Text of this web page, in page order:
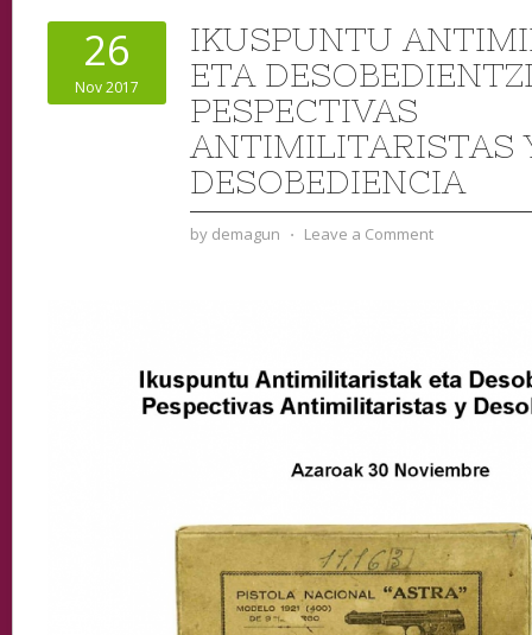
26
Nov 2017
IKUSPUNTU
ETA
PESPECTIVAS
ANTIMILITARISTAS
DESOBEDIENCIA
by demagun ⋅ Leave a Comment